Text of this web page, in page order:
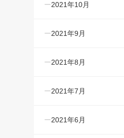
2021年10月
2021年9月
2021年8月
2021年7月
2021年6月